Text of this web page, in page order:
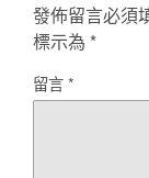
發佈留言必須
標示為 *
留言*